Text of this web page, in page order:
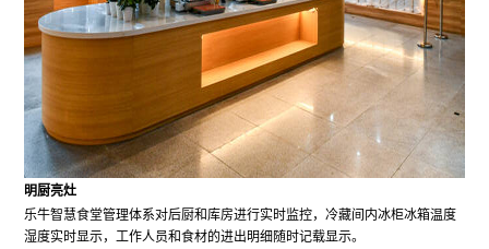
明厨亮灶
乐牛智慧食堂管理体系对后厨和库房进行实时监控，冷藏间内冰柜冰箱温度
湿度实时显示，工作人员和食材的进出明细随时记载显示。